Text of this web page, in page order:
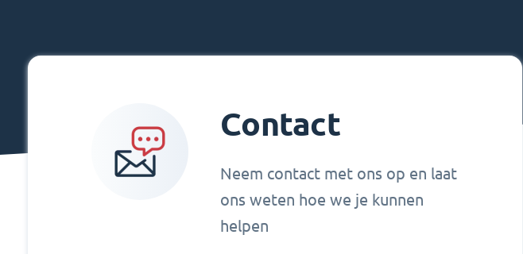
Contact
Neem contact met ons op en laat
ons weten hoe we je kunnen
helpen